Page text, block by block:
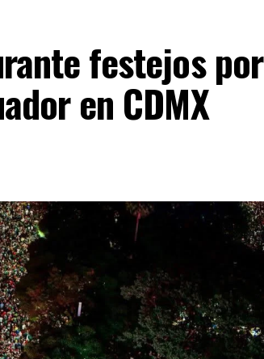
registrados durante
festejos por
en CDMX